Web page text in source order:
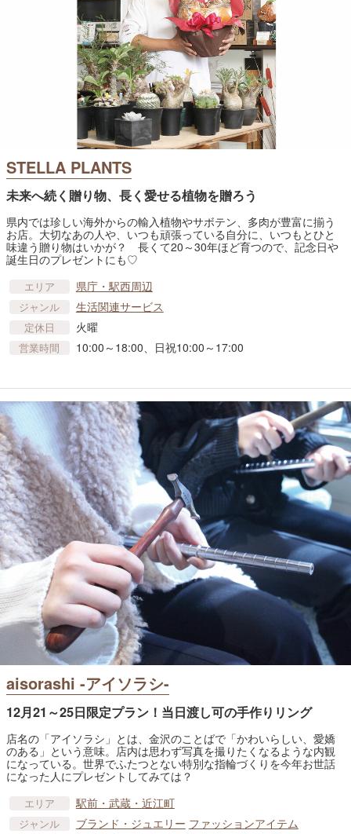
STELLA PLANTS
未来へ続く贈り物、長く愛せる植物を贈ろう
県内では珍しい海外からの輸入植物やサボテン、多肉が豊富に揃う
お店。大切なあの人や、いつも頑張っている自分に、いつもとひと
味違う贈り物はいかが？ 長くて20～30年ほど育つので、記念日や
誕生日のプレゼントにも♡
エリア 県庁・駅西周辺
ジャンル 生活関連サービス
定休日 火曜
営業時間 10:00～18:00、日祝10:00～17:00
aisorashi -アイソラシ-
12月21～25日限定プラン！当日渡し可の手作りリング
店名の「アイソラシ」とは、金沢のことばで「かわいらしい、愛嬌
のある」という意味。店内は思わず写真を撮りたくなるような内観
になっている。世界でふたつとない特別な指輪づくりを今年お世話
になった人にプレゼントしてみては？
エリア 駅前・武蔵・近江町
ジャンル ブランド・ジュエリー ファッションアイテム